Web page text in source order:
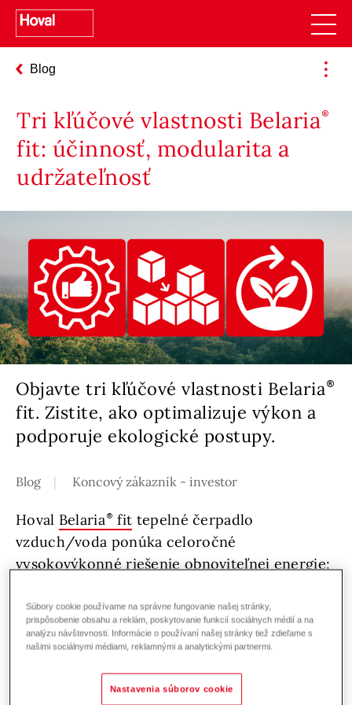
Blog
Tri kľúčové vlastnosti Belaria
fit: účinnosť, modularita a
udržateľnosť
Objavte tri kľúčové vlastnosti Belaria
fit. Zistite, ako optimalizuje výkon a
podporuje ekologické postupy.
Blog Koncový zákazník - investor
Hoval Belaria fit tepelné čerpadlo
vzduch/voda ponúka celoročné
vysokovýkonné riešenie obnoviteľnej energie;
vody na požiadanie pre rôzne budovy, ako sú
hotely a nákupné centrá. Vďaka schopnosti
fungovať ako samostatná jednotka alebo ako
súčasť hybridného systému. To všetko riadené
systémom Hoval TopTronic E. Celkové
Súbory cookie používame na správne fungovanie našej stránky,
prispôsobenie obsahu a reklám, poskytovanie funkcií sociálnych médií a na
analýzu návštevnosti. Informácie o používaní našej stránky tiež zdieľame s
našimi sociálnymi médiami, reklamnými a analytickými partnermi.
Nastavenia súborov cookie